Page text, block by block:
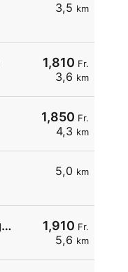
3,5 km
1,810 Fr.
3,6 km
1,850 Fr.
4,3 km
5,0 km
1,910 Fr.
5,6 km
Ruedi Rüssel Tankstelle Garage Fischer AG Baldegg